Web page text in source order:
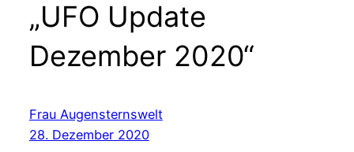
„UFO Update
Dezember 2020“
Frau Augensternswelt
28. Dezember 2020